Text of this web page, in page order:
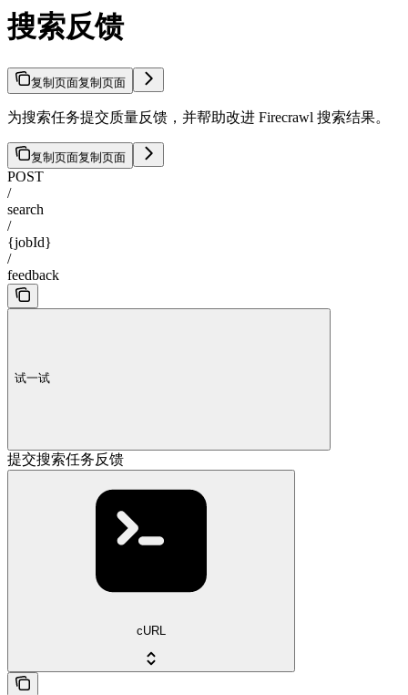
搜索反馈
复制页面复制页面
为搜索任务提交质量反馈，并帮助改进 Firecrawl 搜索结果。
复制页面复制页面
POST
/
search
/
{jobId}
/
feedback
试一试
提交搜索任务反馈
cURL